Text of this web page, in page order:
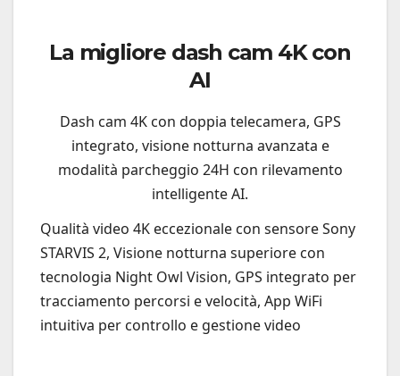
La migliore dash cam 4K con
AI
Dash cam 4K con doppia telecamera, GPS
integrato, visione notturna avanzata e
modalità parcheggio 24H con rilevamento
intelligente AI.
Qualità video 4K eccezionale con sensore Sony
STARVIS 2, Visione notturna superiore con
tecnologia Night Owl Vision, GPS integrato per
tracciamento percorsi e velocità, App WiFi
intuitiva per controllo e gestione video